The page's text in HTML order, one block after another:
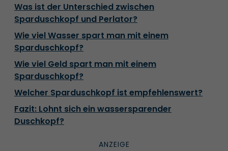
Was ist der Unterschied zwischen
Sparduschkopf und Perlator?
Wie viel Wasser spart man mit einem
Sparduschkopf?
Wie viel Geld spart man mit einem
Sparduschkopf?
Welcher Sparduschkopf ist empfehlenswert?
Fazit: Lohnt sich ein wassersparender
Duschkopf?